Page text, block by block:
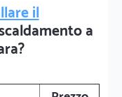
il
a